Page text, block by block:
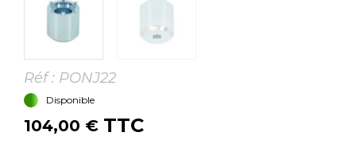
Réf : PONJ22
Disponible
104,00 € TTC